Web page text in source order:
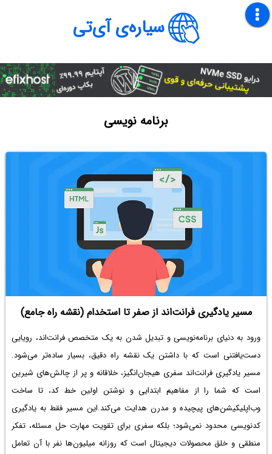
سیاره‌ی آی‌تی
برنامه نویسی
مسیر یادگیری فرانت‌اند از صفر تا استخدام (نقشه راه جامع)
ورود به دنیای برنامه‌نویسی و تبدیل شدن به یک متخصص فرانت‌اند، رویایی
دست‌یافتنی است که با داشتن یک نقشه راه دقیق، بسیار ساده‌تر می‌شود.
مسیر یادگیری فرانت‌اند سفری هیجان‌انگیز، خلاقانه و پر از چالش‌های شیرین
است که شما را از مفاهیم ابتدایی و نوشتن اولین خط کد، تا ساخت
وب‌اپلیکیشن‌های پیچیده و مدرن هدایت می‌کند.این مسیر فقط به یادگیری
کدنویسی محدود نمی‌شود؛ بلکه سفری برای تقویت مهارت حل مسئله، تفکر
منطقی و خلق محصولات دیجیتال است که روزانه میلیون‌ها نفر با آن تعامل